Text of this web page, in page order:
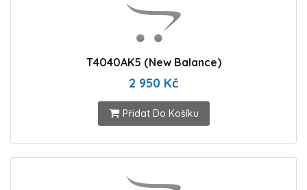
T4040AK5 (New Balance)
2 950 Kč
Přidat Do Košíku